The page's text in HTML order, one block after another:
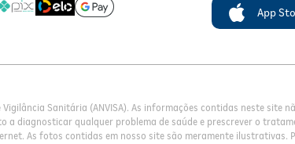
App
Sanitária (ANVISA). As informações contidas neste
a diagnosticar qualquer problema de saúde e prescrever o
As fotos contidas em nosso site são meramente